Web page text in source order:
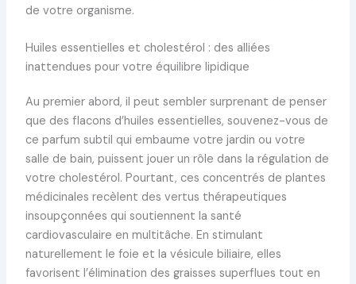
de votre organisme.
Huiles essentielles et cholestérol : des alliées
inattendues pour votre équilibre lipidique
Au premier abord, il peut sembler surprenant de penser
que des flacons d’huiles essentielles, souvenez-vous de
ce parfum subtil qui embaume votre jardin ou votre
salle de bain, puissent jouer un rôle dans la régulation de
votre cholestérol. Pourtant, ces concentrés de plantes
médicinales recèlent des vertus thérapeutiques
insoupçonnées qui soutiennent la santé
cardiovasculaire en multitâche. En stimulant
naturellement le foie et la vésicule biliaire, elles
favorisent l’élimination des graisses superflues tout en